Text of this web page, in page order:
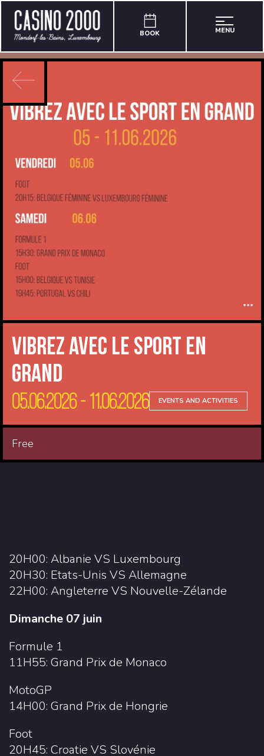
BOOK MENU
Vibrez avec le sport en
Grand
05.06.2026 - 11.06.2026 EVENTS AND ACTIVITIES
Free
20H00: Albanie VS Luxembourg
20H30: Etats-Unis VS Allemagne
22H00: Angleterre VS Nouvelle-Zélande
Dimanche 07 juin
Formule 1
11H55: Grand Prix de Monaco
MotoGP
14H00: Grand Prix de Hongrie
Foot
20H45: Croatie VS Slovénie